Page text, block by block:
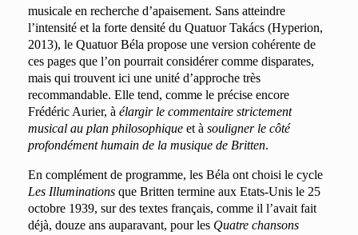
musicale en recherche d’apaisement. Sans atteindre
l’intensité et la forte densité du Quatuor Takács (Hyperion,
2013), le Quatuor Béla propose une version cohérente de
ces pages que l’on pourrait considérer comme disparates,
mais qui trouvent ici une unité d’approche très
recommandable. Elle tend, comme le précise encore
Frédéric Aurier, à élargir le commentaire strictement
musical au plan philosophique et à souligner le côté
profondément humain de la musique de Britten.
En complément de programme, les Béla ont choisi le cycle
Les Illuminations que Britten termine aux Etats-Unis le 25
octobre 1939, sur des textes français, comme il l’avait fait
déjà, douze ans auparavant, pour les Quatre chansons